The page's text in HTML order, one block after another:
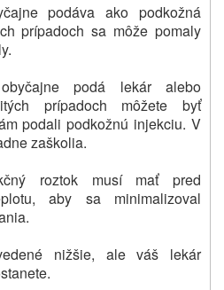
podáva ako podkožná
prípadoch sa môže pomaly
podá lekár alebo
prípadoch môžete byť
podali podkožnú injekciu. V
zaškolia.
roztok musí mať pred
aby sa minimalizoval
nižšie, ale váš lekár